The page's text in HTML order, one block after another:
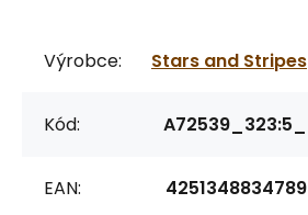
Výrobce: Stars and Stripes
Kód: A72539_323:5_
EAN: 4251348834789